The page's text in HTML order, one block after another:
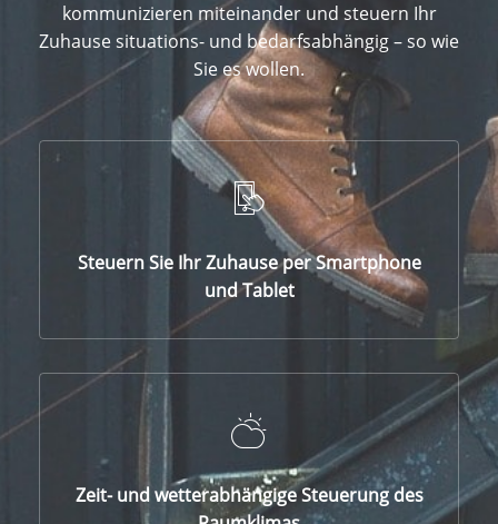
kommunizieren miteinander und steuern Ihr
Zuhause situations- und bedarfsabhängig – so wie
Sie es wollen.
Steuern Sie Ihr Zuhause per Smartphone
und Tablet
Zeit- und wetterabhängige Steuerung des